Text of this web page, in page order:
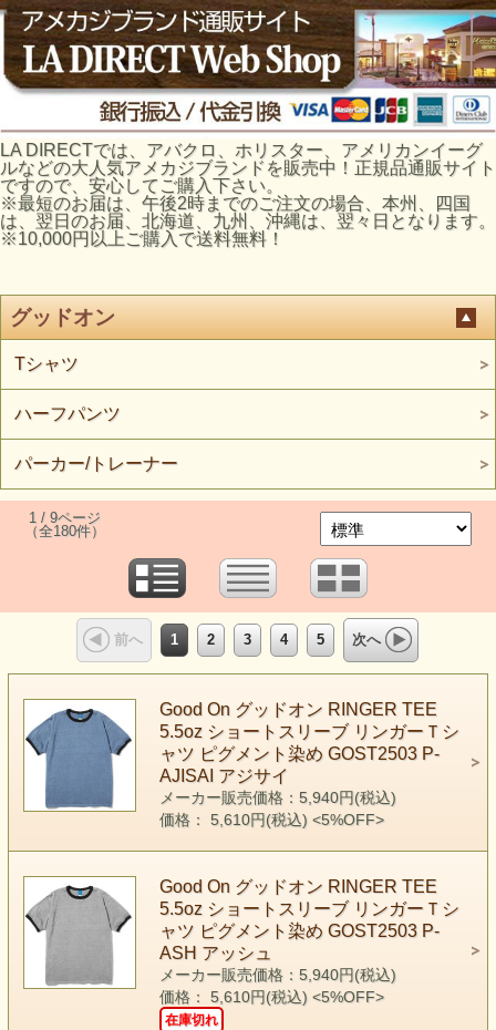
LA DIRECTでは、アバクロ、ホリスター、アメリカンイーグ
ルなどの大人気アメカジブランドを販売中！正規品通販サイト
ですので、安心してご購入下さい。
※最短のお届は、午後2時までのご注文の場合、本州、四国
は、翌日のお届、北海道、九州、沖縄は、翌々日となります。
※10,000円以上ご購入で送料無料！
グッドオン
Tシャツ
ハーフパンツ
パーカー/トレーナー
1 / 9ページ
（全180件）
前へ 1 2 3 4 5 次へ
Good On グッドオン RINGER TEE
5.5oz ショートスリーブ リンガーＴシ
ャツ ピグメント染め GOST2503 P-
AJISAI アジサイ
メーカー販売価格：5,940円(税込)
価格： 5,610円(税込) <5%OFF>
Good On グッドオン RINGER TEE
5.5oz ショートスリーブ リンガーＴシ
ャツ ピグメント染め GOST2503 P-
ASH アッシュ
メーカー販売価格：5,940円(税込)
価格： 5,610円(税込) <5%OFF>
在庫切れ